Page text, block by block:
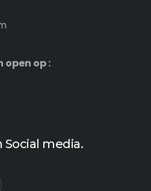
open op :
media.